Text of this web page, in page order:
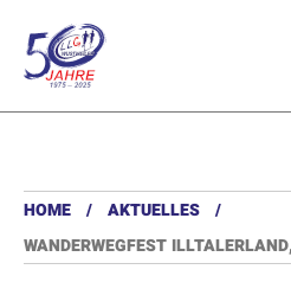
HOME
AKTUELLES
WANDERWEGFEST